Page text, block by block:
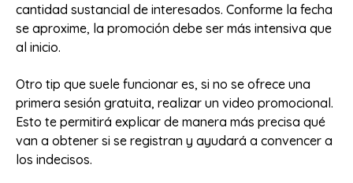
cantidad sustancial de interesados. Conforme la fecha
se aproxime, la promoción debe ser más intensiva que
al inicio.
Otro tip que suele funcionar es, si no se ofrece una
primera sesión gratuita, realizar un video promocional.
Esto te permitirá explicar de manera más precisa qué
van a obtener si se registran y ayudará a convencer a
los indecisos.